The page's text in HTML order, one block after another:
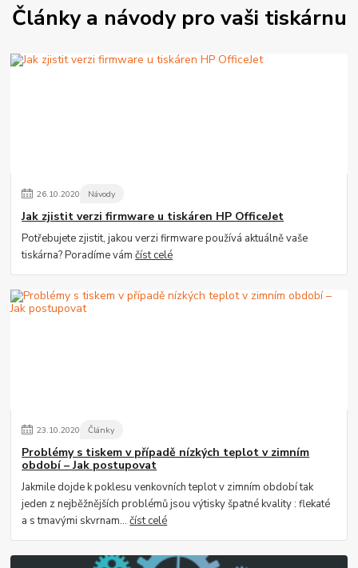
Články a návody pro vaši tiskárnu
26.10.2020 Návody
Jak zjistit verzi firmware u tiskáren HP OfficeJet
Potřebujete zjistit, jakou verzi firmware používá aktuálně vaše
tiskárna? Poradíme vámčíst celé
23.10.2020 Články
Problémy s tiskem v případě nízkých teplot v zimním
období – Jak postupovat
Jakmile dojde k poklesu venkovních teplot v zimním období tak
jeden z nejběžnějších problémů jsou výtisky špatné kvality : flekaté
a s tmavými skvrnam...číst celé